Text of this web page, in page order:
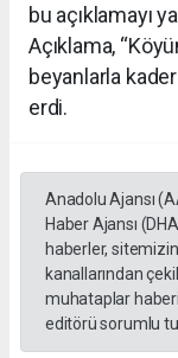
bu açıklamayı
Açıklama,
beyanlarla
Anadolu Ajansı
Haber Ajansı
haberler,
kanallarından
muhataplar
editörü sorumlu